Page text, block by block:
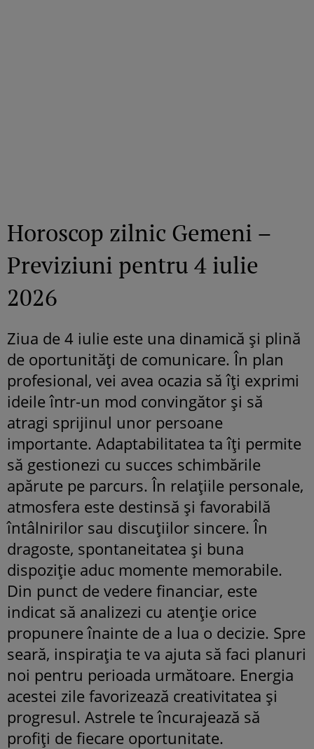
Horoscop zilnic Gemeni –
Previziuni pentru 4 iulie
2026
Ziua de 4 iulie este una dinamică și plină
de oportunități de comunicare. În plan
profesional, vei avea ocazia să îți exprimi
ideile într-un mod convingător și să
atragi sprijinul unor persoane
importante. Adaptabilitatea ta îți permite
să gestionezi cu succes schimbările
apărute pe parcurs. În relațiile personale,
atmosfera este destinsă și favorabilă
întâlnirilor sau discuțiilor sincere. În
dragoste, spontaneitatea și buna
dispoziție aduc momente memorabile.
Din punct de vedere financiar, este
indicat să analizezi cu atenție orice
propunere înainte de a lua o decizie. Spre
seară, inspirația te va ajuta să faci planuri
noi pentru perioada următoare. Energia
acestei zile favorizează creativitatea și
progresul. Astrele te încurajează să
profiți de fiecare oportunitate.